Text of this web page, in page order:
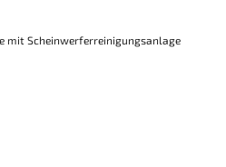
mit Scheinwerferreinigungsanlage